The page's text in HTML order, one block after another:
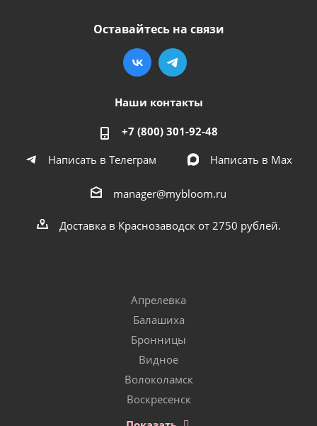
Оставайтесь на связи
Наши контакты
+7 (800) 301-92-48
Написать в Телеграм
Написать в Мах
manager@mybloom.ru
Доставка в Краснозаводск от 2750 рублей.
Апрелевка
Балашиха
Бронницы
Видное
Волоколамск
Воскресенск